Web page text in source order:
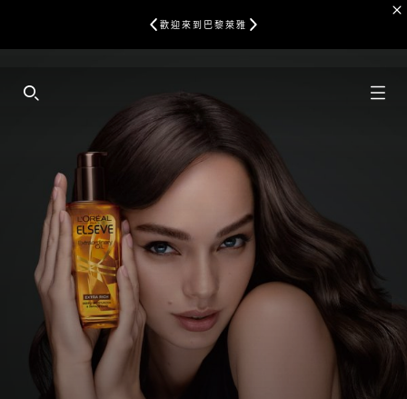
歡迎來到巴黎萊雅
SEARCH THIS SITE